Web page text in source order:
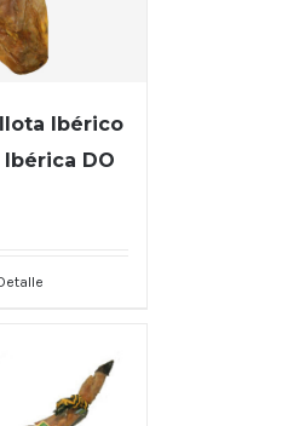
Ibérico
Ibérica DO